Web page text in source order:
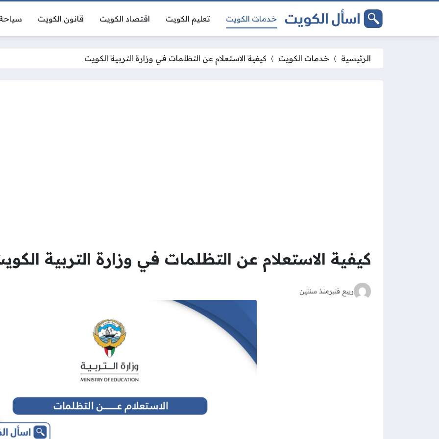
خدمات الكويت تعليم الكويت اقتصاد الكويت قانون الكويت
الرئيسية خدمات الكويت كيفية الاستعلام عن التظلمات في وزارة التربية الكويت
كيفية الاستعلام عن التظلمات في وزارة التربية
ربيع قنبرمنذ سنتين